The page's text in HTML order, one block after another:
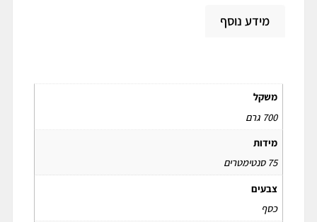
מידע נוסף
משקל
700 גרם
מידות
75 סנטימטרים
צבעים
כסף